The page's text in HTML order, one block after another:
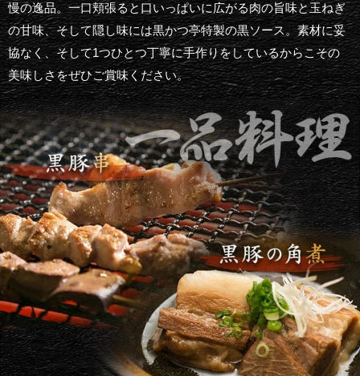
慢の逸品。一口頬張ると口いっぱいに広がる肉の旨味と玉ねぎ
の甘味、そして隠し味には黒かつ亭特製の黒ソース。素材に妥
協なく、そして1つひとつ丁寧に手作りをしているからこその
美味しさをぜひご賞味ください。